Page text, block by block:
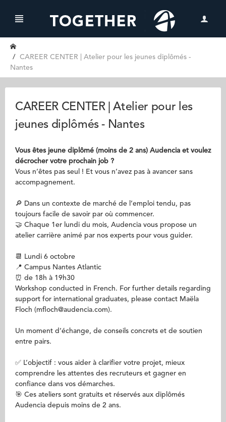
CAREER CENTER | Atelier pour les jeunes diplômés -
Nantes
CAREER CENTER | Atelier pour les
jeunes diplômés - Nantes
Vous êtes jeune diplômé (moins de 2 ans) Audencia et voulez
décrocher votre prochain job ?
Vous n’êtes pas seul ! Et vous n’avez pas à avancer sans
accompagnement.
🔎 Dans un contexte de marché de l’emploi tendu, pas
toujours facile de savoir par où commencer.
🤝 Chaque 1er lundi du mois, Audencia vous propose un
atelier carrière animé par nos experts pour vous guider.
📆 Lundi 6 octobre
📍 Campus Nantes Atlantic
⏰ de 18h à 19h30
Workshop conducted in French. For further details regarding
support for international graduates, please contact Maëla
Floch (mfloch@audencia.com).
Un moment d’échange, de conseils concrets et de soutien
entre pairs.
✅ L’objectif : vous aider à clarifier votre projet, mieux
comprendre les attentes des recruteurs et gagner en
confiance dans vos démarches.
🎯 Ces ateliers sont gratuits et réservés aux diplômés
Audencia depuis moins de 2 ans.